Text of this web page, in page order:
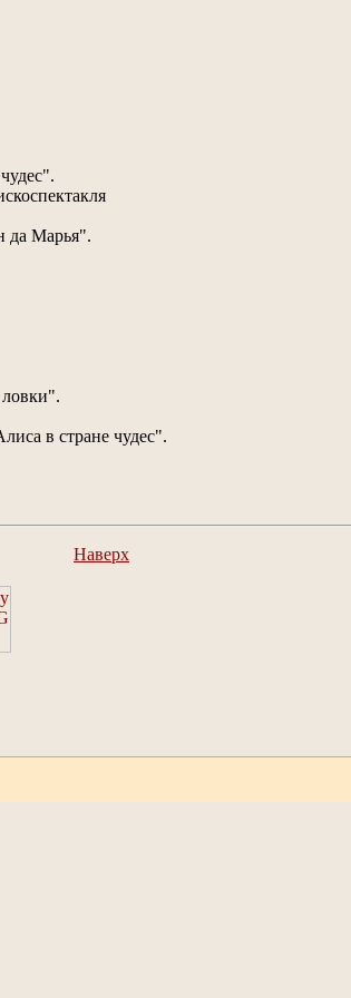
да Марья".
в стране чудес".
Наверх